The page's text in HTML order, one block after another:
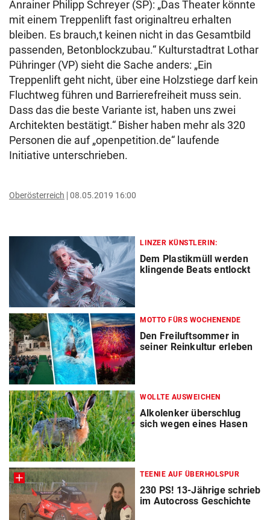
Anrainer Philipp Schreyer (SP): „Das Theater könnte
mit einem Treppenlift fast originaltreu erhalten
bleiben. Es brauch,t keinen nicht in das Gesamtbild
passenden, Betonblockzubau.“ Kulturstadtrat Lothar
Pühringer (VP) sieht die Sache anders: „Ein
Treppenlift geht nicht, über eine Holzstiege darf kein
Fluchtweg führen und Barrierefreiheit muss sein.
Dass das die beste Variante ist, haben uns zwei
Architekten bestätigt.“ Bisher haben mehr als 320
Personen die auf „openpetition.de“ laufende
Initiative unterschrieben.
Oberösterreich 08.05.2019 16:00
LINZER KÜNSTLERIN:
Dem Plastikmüll werden
klingende Beats entlockt
MOTTO FÜRS WOCHENENDE
Den Freiluftsommer in
seiner Reinkultur erleben
WOLLTE AUSWEICHEN
Alkolenker überschlug
sich wegen eines Hasen
TEENIE AUF ÜBERHOLSPUR
230 PS! 13-Jährige schrieb
im Autocross Geschichte